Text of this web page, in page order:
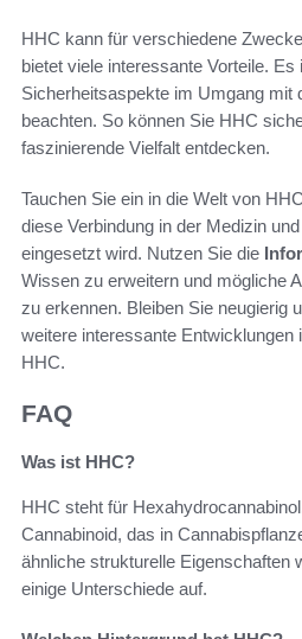
HHC kann für verschiedene
bietet viele interessante Vorteile.
Sicherheitsaspekte im Umgang mit
beachten. So können Sie HHC
faszinierende Vielfalt entdecken.
Tauchen Sie ein in die Welt von
diese Verbindung in der Medizin
eingesetzt wird. Nutzen Sie die
Wissen zu erweitern und mögliche
zu erkennen. Bleiben Sie neugierig
weitere interessante
HHC.
FAQ
Was ist HHC?
HHC steht für
Cannabinoid, das in
ähnliche strukturelle Eigenschaften
einige Unterschiede auf.